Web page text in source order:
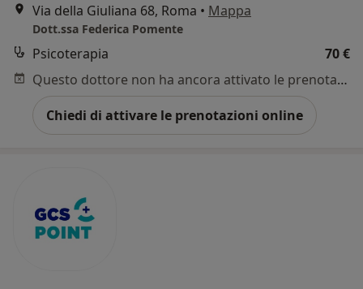
Via della Giuliana 68, Roma • Mappa
Dott.ssa Federica Pomente
Psicoterapia
70 €
Questo dottore non ha ancora attivato le prenotazioni online presso questo indirizzo.
Chiedi di attivare le prenotazioni online